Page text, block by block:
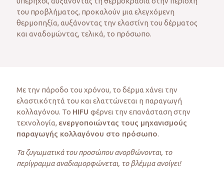
του προβλήματος, προκαλούν μια ελεγχόμενη
θερμοπηξία, αυξάνοντας την ελαστίνη του δέρματος
και αναδομώντας, τελικά, το πρόσωπο.
Με την πάροδο του χρόνου, το δέρμα χάνει την
ελαστικότητά του και ελαττώνεται η παραγωγή
κολλαγόνου. Το HIFU φέρνει την επανάσταση στην
τεχνολογία, ενεργοποιώντας τους μηχανισμούς
παραγωγής κολλαγόνου στο πρόσωπο.
Τα ζυγωματικά του προσώπου ανορθώνονται, το
περίγραμμα αναδιαμορφώνεται, το βλέμμα ανοίγει!